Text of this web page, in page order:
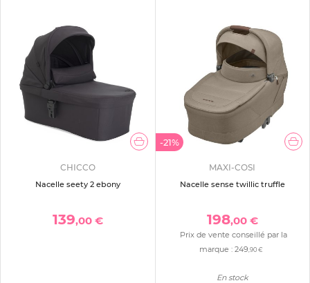
CHICCO
Nacelle seety 2 ebony
139,00 €
-21%
MAXI-COSI
Nacelle sense twillic truffle
198,00 €
Prix de vente conseillé par la
marque : 249 ,90 €
En stock